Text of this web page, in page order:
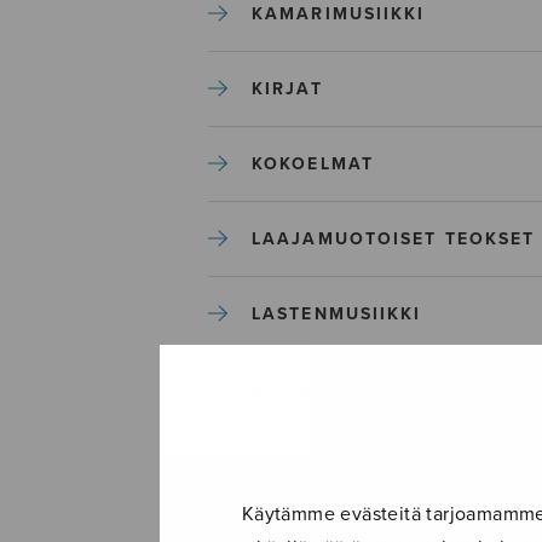
Käytämme evästeitä
KAMARIMUSIIKKI
KIRJAT
KOKOELMAT
LAAJAMUOTOISET TEOKSET
LASTENMUSIIKKI